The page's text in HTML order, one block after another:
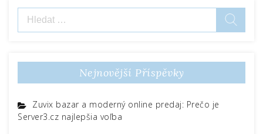
pro
Vyhledávání
Nejnovější Příspěvky
Zuvix bazar a moderný online predaj: Prečo je
Server3.cz najlepšia voľba